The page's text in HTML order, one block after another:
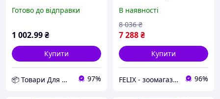
2026
Готово до відправки
1 002.99₴
Купити
📦 Товари Для Дому 97%
Курка (Hill's, Хіллс, Хілс)
В наявності
7 288₴
8 036 ₴
Купити
FELIX - зоомагазин низьких цін 96%